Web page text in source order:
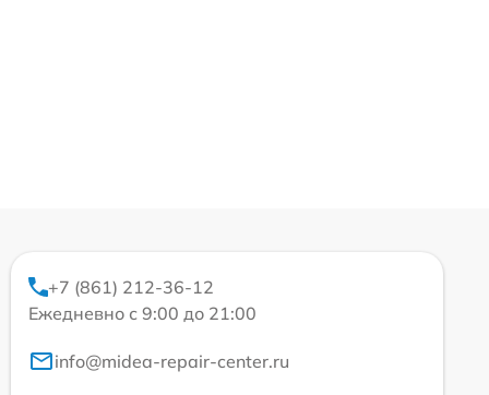
+7 (861) 212-36-12
Ежедневно с 9:00 до 21:00
info@midea-repair-center.ru